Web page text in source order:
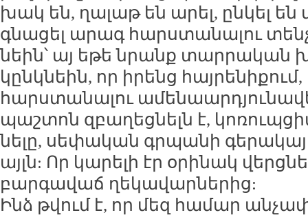
խակ են, ղա­լաթ են ա­րել, ըն­կել են
գնա­ցել ա­րագ հարս­տա­նա­լու
նեին՝ այ ե­թե նրանք տար­րա­կան
կընկ­նեին, որ ի­րենց
հարս­տա­նա­լու
պաշ­տոն զբա­ղեց­նելն է,
նե­լը, սե­փա­կան գր­պա­նի
այլն: Որ կա­րե­լի էր օ­րի­նակ
բար­գա­վաճ ղե­կա­վար­նե­րից:
Ինձ թվում է, որ մեզ հա­մար